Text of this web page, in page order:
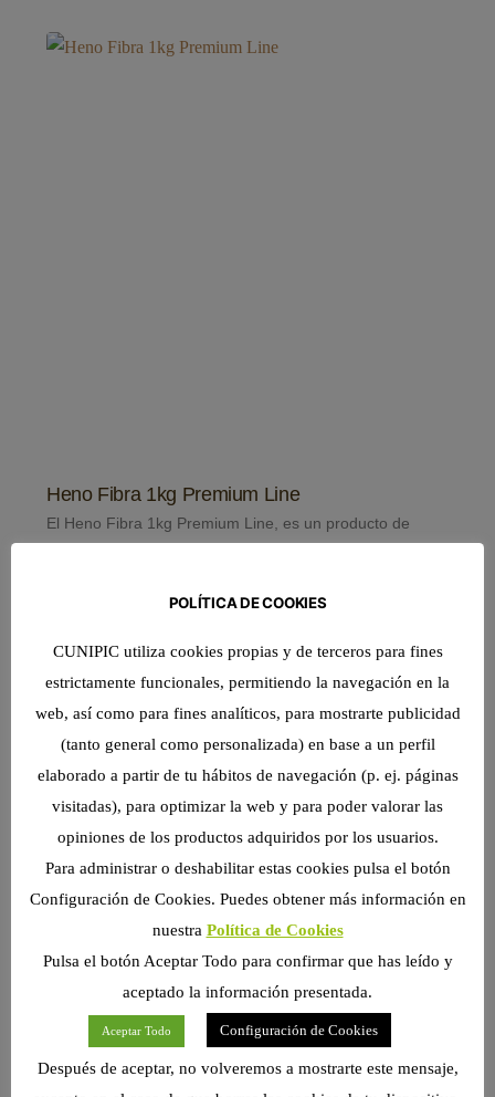
Heno Fibra 1kg Premium Line
El Heno Fibra 1kg Premium Line, es un producto de
Hierba Fresca Trébol Persa Naturaliss
POLÍTICA DE COOKIES
CUNIPIC utiliza cookies propias y de terceros para fines
estrictamente funcionales, permitiendo la navegación en la
web, así como para fines analíticos, para mostrarte publicidad
(tanto general como personalizada) en base a un perfil
elaborado a partir de tu hábitos de navegación (p. ej. páginas
visitadas), para optimizar la web y para poder valorar las
opiniones de los productos adquiridos por los usuarios.
Para administrar o deshabilitar estas cookies pulsa el botón
Configuración de Cookies. Puedes obtener más información en
nuestra Política de Cookies
Pulsa el botón Aceptar Todo para confirmar que has leído y
aceptado la información presentada.
Aceptar Todo Configuración de Cookies
Después de aceptar, no volveremos a mostrarte este mensaje,